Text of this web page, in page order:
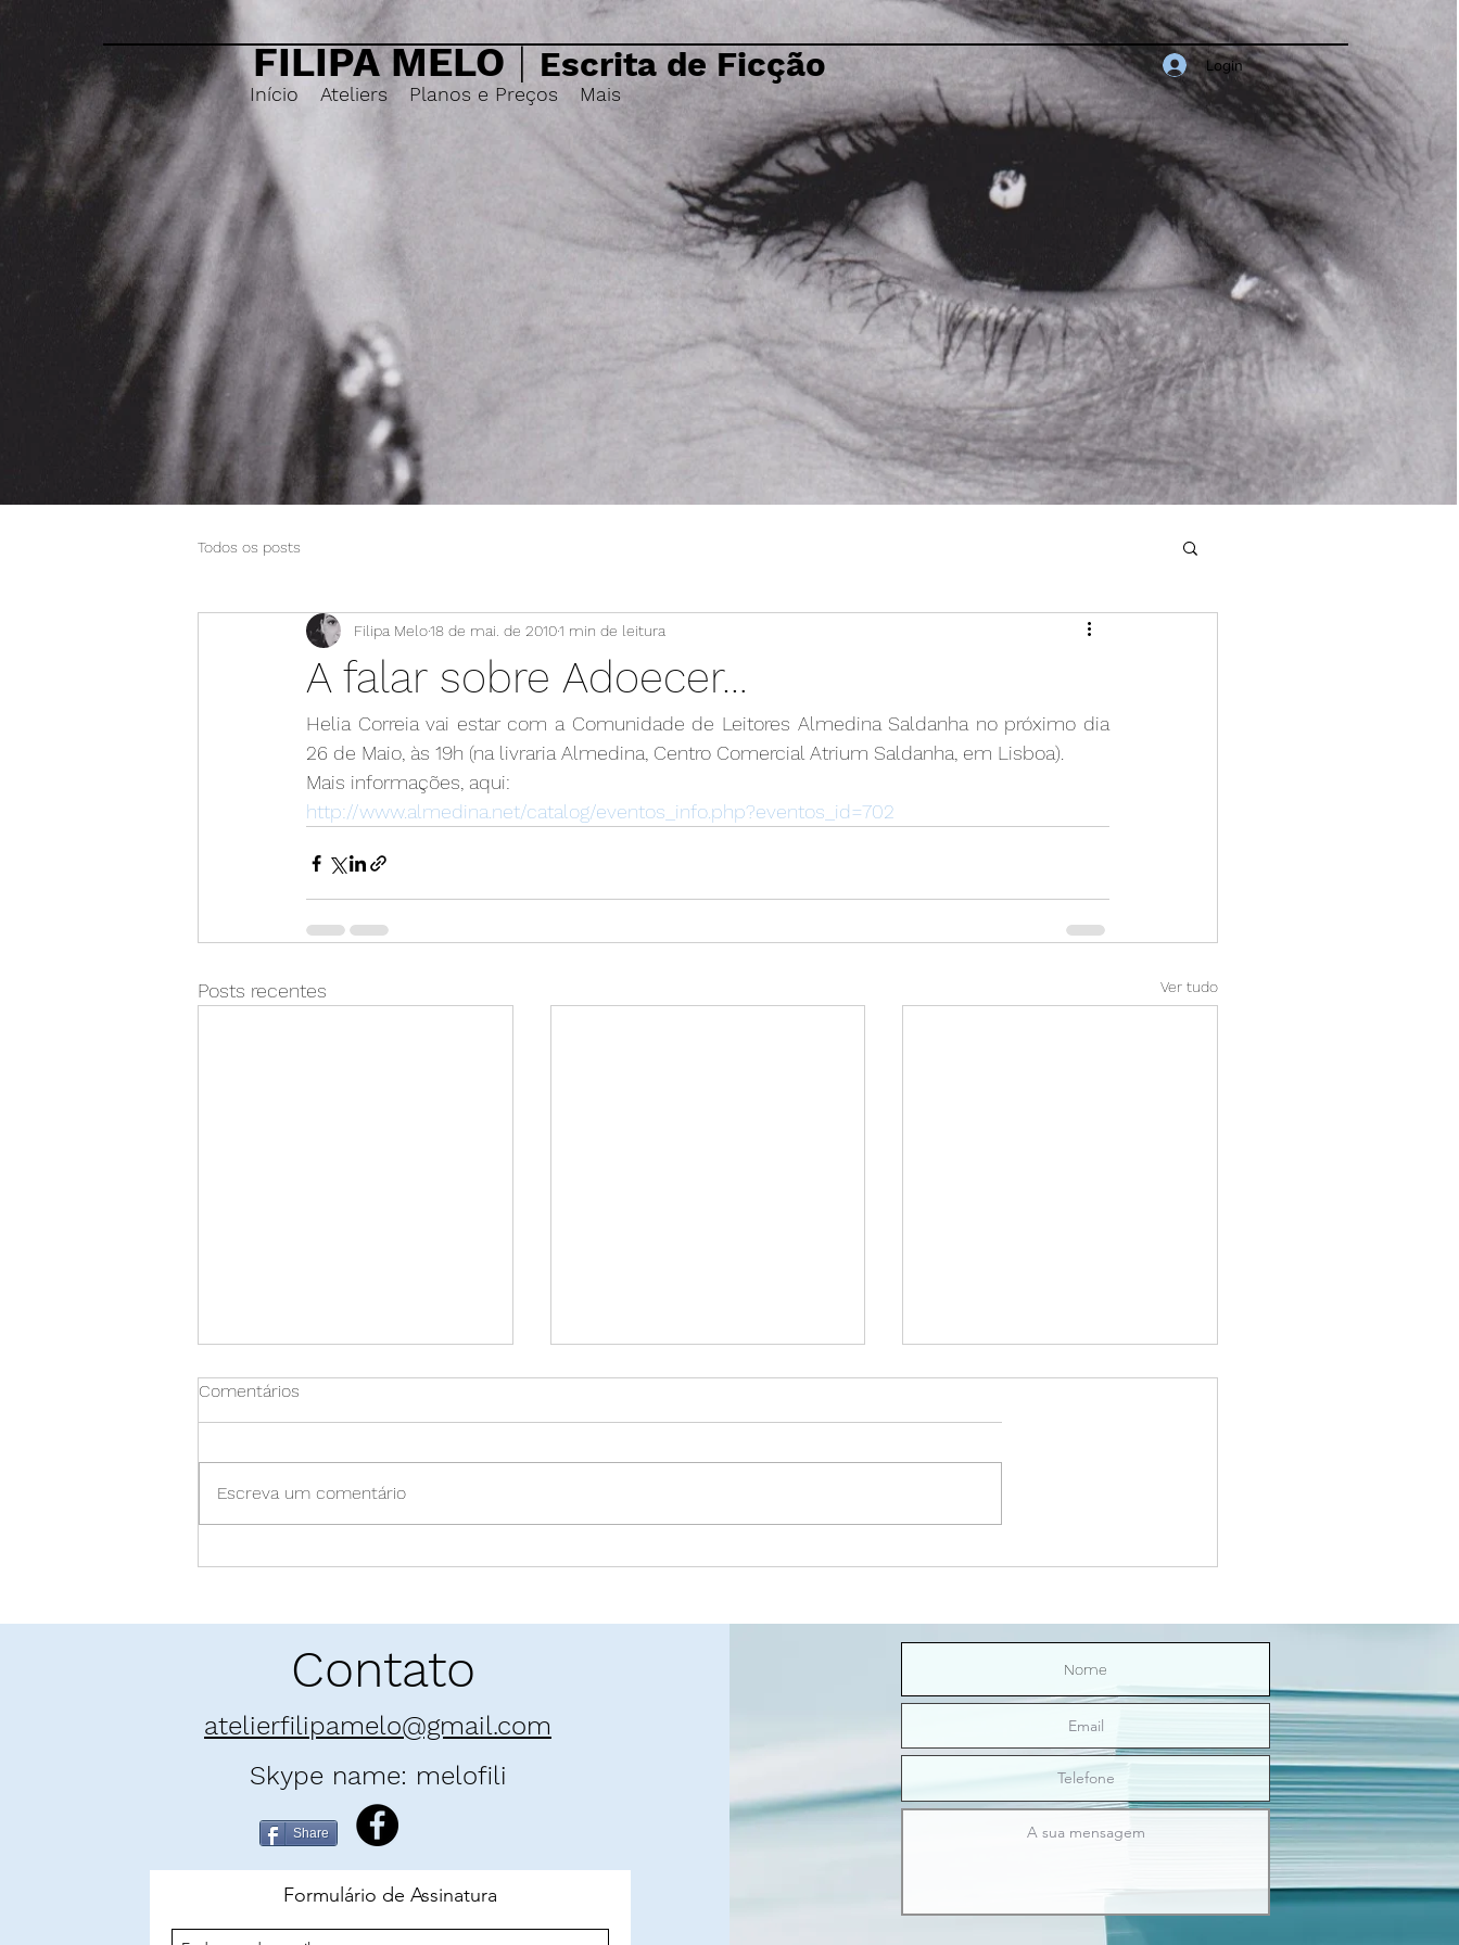
FILIPA MELO | Escrita de Ficção Login
Início Ateliers Planos e Preços Mais
Todos os posts
A falar sobre Adoecer…
Filipa Melo18 de mai. de 20101 min de leitura
Helia Correia vai estar com a Comunidade de Leitores Almedina Saldanha no próximo dia
26 de Maio, às 19h (na livraria Almedina, Centro Comercial Atrium Saldanha, em Lisboa).
Mais informações, aqui:
http://www.almedina.net/catalog/eventos_info.php?eventos_id=702
Posts recentes Ver tudo
Comentários
Escreva um comentário
Contato
atelierfilipamelo@gmail.com
Skype name: melofili
Share
Formulário de Assinatura